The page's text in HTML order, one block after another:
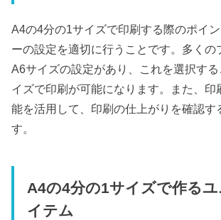
A4の4分の1サイズで印刷する際のポイ
ーの設定を適切に行うことです。多くの
A6サイズの設定があり、これを選択す
イズで印刷が可能になります。また、印
能を活用して、印刷の仕上がりを確認す
す。
A4の4分の1サイズで作る
イテム